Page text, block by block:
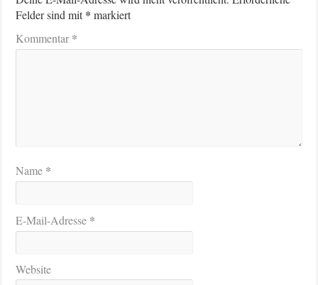
Felder sind mit* markiert
Kommentar*
Name *
E-Mail-Adresse *
Website